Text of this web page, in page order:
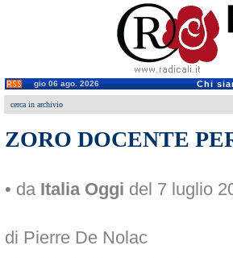
gio 06 ago. 2026 Chi
cerca in archivio
ZORO DOCENTE
• da Italia Oggi del 7 luglio
di Pierre De Nolac